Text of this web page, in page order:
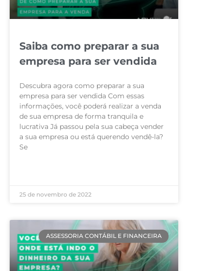
Saiba como preparar a sua
empresa para ser vendida
Descubra agora como preparar a sua
empresa para ser vendida Com essas
informações, você poderá realizar a venda
de sua empresa de forma tranquila e
lucrativa Já passou pela sua cabeça vender
a sua empresa ou está querendo vendê-la?
Se
25 de novembro de 2022
ASSESSORIA CONTÁBIL E FINANCEIRA